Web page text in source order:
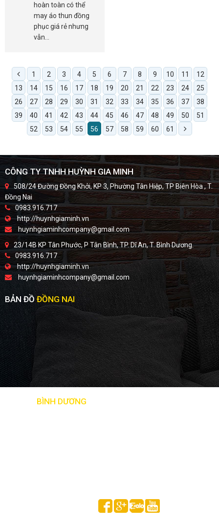
hoàn toàn có thể
may áo thun đồng
phục giá rẻ nhưng
vẫn…
1 2 3 4 5 6 7 8 9 10 11
12
13
14 15 16 17 18 19 20 21 22 23 24
25
26
27 28 29 30 31 32 33 34 35 36 37
38
39
40 41 42 43 44 45 46 47 48 49 50
51
52
53 54 55 56 57 58 59 60 61
CÔNG TY TNHH HUỲNH GIA MINH
508/24 Đường Đồng Khởi, KP 3, Phường Tân Hiệp, TP Biên Hòa , T.
Đồng Nai
0983.916.717
http://huynhgiaminh.vn
huynhgiaminhcompany@gmail.com
23/14B KP Tân Phước, P Tân Bình, TP. Dĩ An, T. Bình Dương.
0983.916.717
http://huynhgiaminh.vn
huynhgiaminhcompany@gmail.com
BẢN ĐỒĐỒNG NAI
BÌNH DƯƠNG